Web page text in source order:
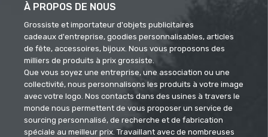
À PROPOS DE NOUS
Grossiste et importateur d'objets publicitaires
cadeaux d'entreprise, goodies personnalisables, articles
de fête, accessoires, bijoux. Nous vous proposons des
milliers de produits à prix grossiste.
Que vous soyez une entreprise, une association ou une
collectivité, nous personnalisons les produits à votre image
avec votre logo. Nos contacts dans des usines à travers le
monde nous permettent de vous proposer un service de
sourcing personnalisé, de recherche et de fabrication
spéciale au meilleur prix. Travaillant avec de nombreuses